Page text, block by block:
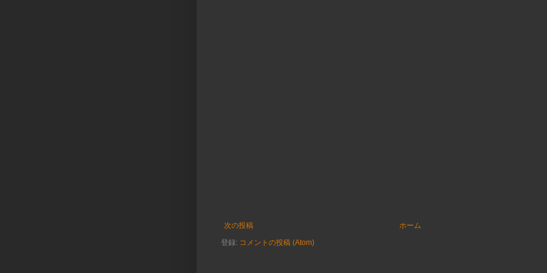
次の投稿
ホーム
登録: コメントの投稿 (Atom)